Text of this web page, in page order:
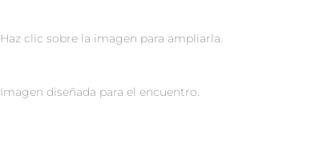
Haz clic sobre la imagen para ampliarla.
Imagen diseñada para el encuentro.